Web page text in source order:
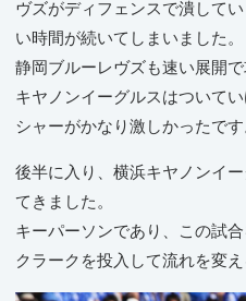
ヴズがディフェンスで潰して
い時間が続いてしまいました。
静岡ブルーレヴズも速い展開
キヤノンイーグルスはついて
シャーがかなり激しかったです
後半に入り、横浜キヤノンイ
てきました。
キーパーソンであり、この試
クラークを投入して流れを変